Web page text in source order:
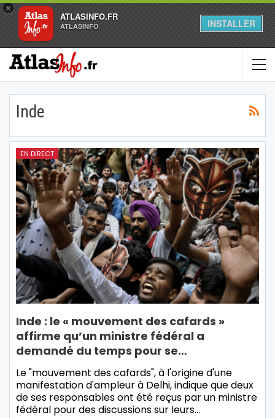
×
ATLASINFO.FR
ATLASINFO INSTALLER
Inde
EN DIRECT
Inde : le « mouvement des cafards »
affirme qu’un ministre fédéral a
demandé du temps pour se…
Le "mouvement des cafards", à l'origine d'une
manifestation d'ampleur à Delhi, indique que deux
de ses responsables ont été reçus par un ministre
fédéral pour des discussions sur leurs…